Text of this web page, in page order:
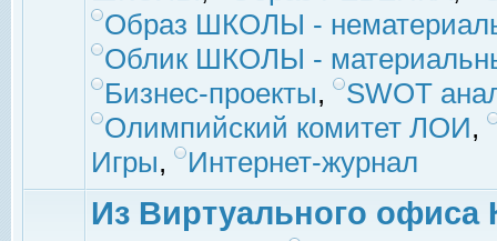
Образ ШКОЛЫ -
Облик ШКОЛЫ -
Бизнес-проекты,
SWOT
Олимпийский комитет ЛОИ,
Игры, Интернет-журнал
Из Виртуального офиса